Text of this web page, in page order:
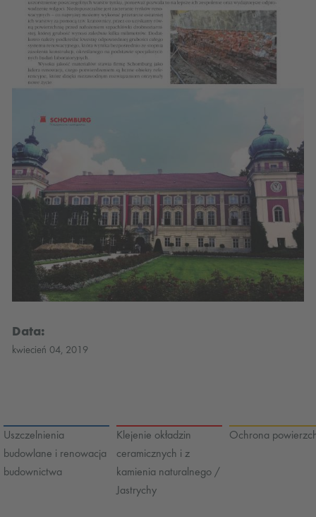
Data:
kwiecień 04, 2019
Uszczelnienia
budowlane i renowacja
budownictwa
Klejenie okładzin
ceramicznych i z
kamienia naturalnego /
Jastrychy
Ochrona